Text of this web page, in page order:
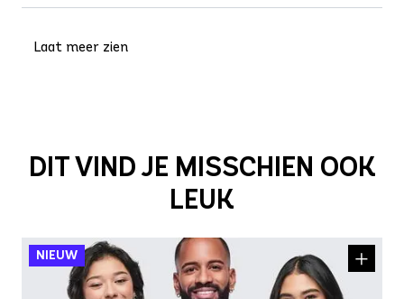
Laat meer zien
DIT VIND JE MISSCHIEN OOK
LEUK